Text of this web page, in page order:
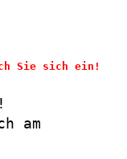
Sie sich ein!
am